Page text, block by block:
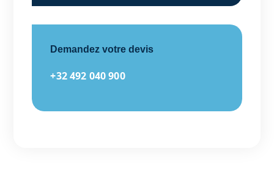
Demandez votre devis
+32 492 040 900